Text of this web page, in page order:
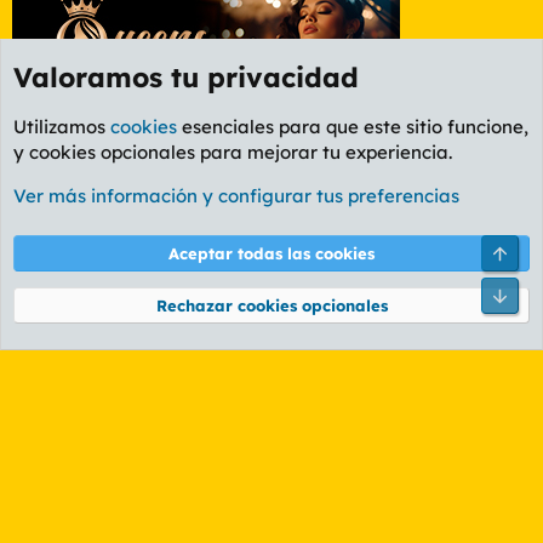
Foro General
Cookies
PL OLDSTYLE AMARILLO
Términos y reglas Política de privacidad Ayuda
Community platform by XenForo® © 2010-2026 XenForo Ltd.
Valoramos tu privacidad
Utilizamos cookies esenciales para que este sitio funcione,
y cookies opcionales para mejorar tu experiencia.
Ver más información y configurar tus preferencias
Aceptar todas las cookies
Rechazar cookies opcionales
Pie